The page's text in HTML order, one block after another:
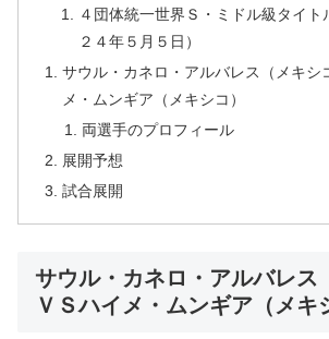
４団体統一世界Ｓ・ミドル級タイト
２４年５月５日）
サウル・カネロ・アルバレス（メキシ
メ・ムンギア（メキシコ）
両選手のプロフィール
展開予想
試合展開
サウル・カネロ・アルバレス
ＶＳハイメ・ムンギア（メキ